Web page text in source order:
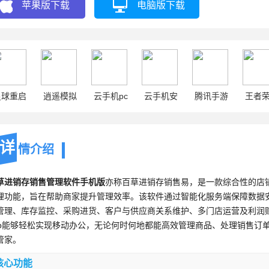
苹果版下载 电脑版下载
重启
逍遥模拟
云手机pc
云手机安
腾讯手游
王者
详 情介绍
进销存销售管理软件手机版亦称百草进销存销售易，是一款综合性的
功能，旨在帮助商家提升管理效率。该软件通过智能化服务端保障数
理、库存监控、采购进货、客户与供应商关系维护、多门店运营及利
够轻松实现移动办公，无论何时何地都能高效管理商品、处理销售
家。
心功能